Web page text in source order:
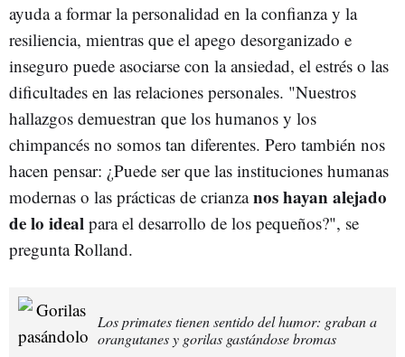
ayuda a formar la personalidad en la confianza y la
resiliencia, mientras que el apego desorganizado e
inseguro puede asociarse con la ansiedad, el estrés o las
dificultades en las relaciones personales. "Nuestros
hallazgos demuestran que los humanos y los
chimpancés no somos tan diferentes. Pero también nos
hacen pensar: ¿Puede ser que las instituciones humanas
modernas o las prácticas de crianzanos hayan alejado
de lo ideal para el desarrollo de los pequeños?", se
pregunta Rolland.
Los primates tienen sentido del humor: graban a
orangutanes y gorilas gastándose bromas